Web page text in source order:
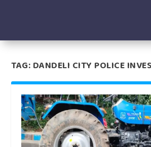
TAG:DANDELI CITY POLICE